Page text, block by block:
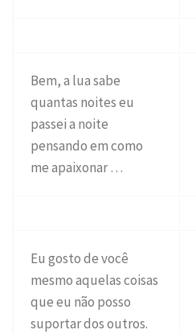
Bem, a lua sabe
quantas noites eu
passei a noite
pensando em como
me apaixonar …
Eu gosto de você
mesmo aquelas coisas
que eu não posso
suportar dos outros.